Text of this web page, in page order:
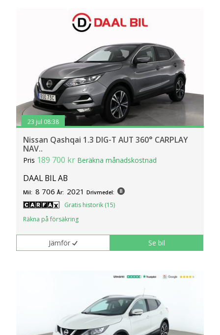
23 jul 08:38
Nissan Qashqai 1.3 DIG-T AUT 360° CARPLAY
NAV..
Pris 189 700 kr Beräkna månadskostnad
DAAL BIL AB
Mil: 8 706 År: 2021 Drivmedel:
Gratis historik (15)
Räkna på försäkring
Jämför Se bil